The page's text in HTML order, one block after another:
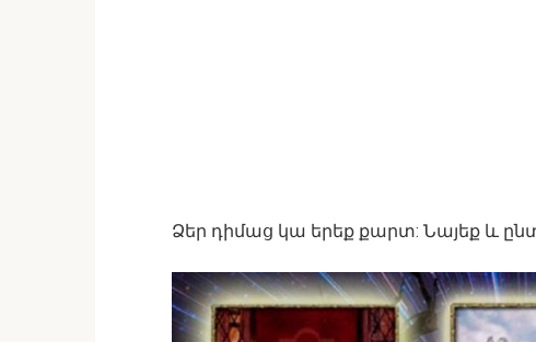
Ձեր դիմաց կա երեք քարտ: Նայեք և